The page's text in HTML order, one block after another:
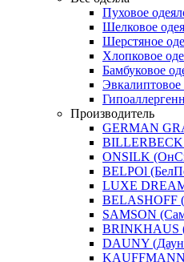
Пуховое
Шелковое
Шерстяное
Хлопковое
Бамбуковое
Эвкалиптовое
Производитель
GERMAN
BILLERBECK
ONSILK
BELPOl
LUXE
BELASHOFF
SAMSON
BRINKHAUS
DAUNY